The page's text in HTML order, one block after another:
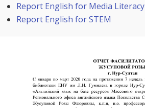
Report English for Media Literacy
Report English for STEM